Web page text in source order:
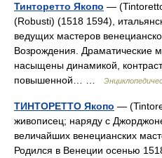
Тинторетто Якопо —
(Robusti) (1518 1594),
ведущих мастеров
Возрождения. Драматические
насыщены динамикой,
повышенной… …
ТИНТОРЕТТО Якопо —
живописец; наряду с
величайших венецианских
Родился в Венеции осенью